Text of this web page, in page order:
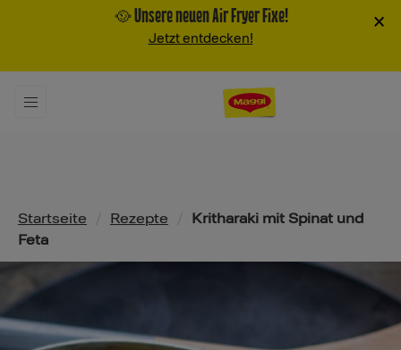
🥘 Unsere neuen Air Fryer Fixe!
Jetzt entdecken!
×
Pfadnavigation
Startseite Rezepte
Kritharaki mit Spinat und
Feta